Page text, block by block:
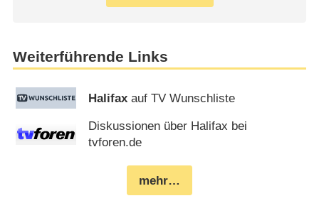
Weiterführende Links
Halifax auf TV Wunschliste
Diskussionen über Halifax bei
tvforen.de
mehr…